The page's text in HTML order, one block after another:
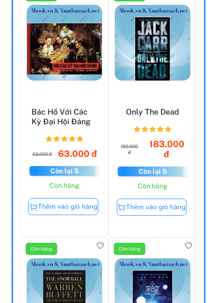
Bác Hồ Với Các
Kỳ Đại Hội Đảng
63.000 đ 63.000 đ
Còn lại 5
Còn hàng
Thêm vào giỏ hàng
Only The Dead
192.000
đ
183.000
đ
Còn lại 5
Còn hàng
Thêm vào giỏ hàng
Còn hàng Còn hàng